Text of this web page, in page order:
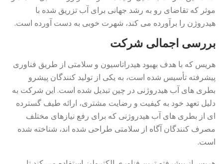
موثر که تقاضای رو به رشد جهانی برای آب تزریق شده با
هیدروژن را برآورده می کند، شهرت خوبی به دست آورده است.
بررسی اجمالی شرکت
هریس که با هدف بهبود هیدراتاسیون و سلامتی از طریق فناوری
پیشرفته تأسیس شده است، به یکی از تولید کنندگان پیشرو
بطری های آب هیدروژنی در چین تبدیل شده است. این شرکت به
دلیل تعهد خود به کیفیت و رضایت مشتری، ارائه طیف گسترده
ای از بطری های آب هیدروژنی که برای رفع نیازهای مختلف
مصرف کنندگان آگاه از سلامتی طراحی شده اند، شناخته شده
است.